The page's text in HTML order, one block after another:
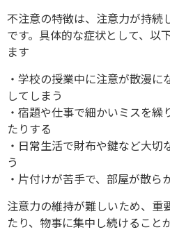
不注意の特徴は、注意力が持続
です。具体的な症状として、以
ます
・学校の授業中に注意が散漫に
してしまう
・宿題や仕事で細かいミスを
たりする
・日常生活で財布や鍵など大切
う
・片付けが苦手で、部屋が散ら
注意力の維持が難しいため、重
たり、物事に集中し続けること